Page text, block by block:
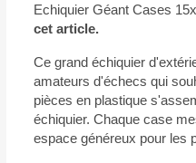
Echiquier Géant Cases
cet article.
Ce grand échiquier
amateurs d'échecs qui
pièces en plastique
échiquier. Chaque case
espace généreux pour les